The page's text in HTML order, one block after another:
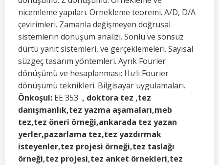
nicemleme yapıları. Örnekleme teoremi. A/D, D/A
çevirimleri. Zamanla değişmeyen doğrusal
sistemlerin dönüşüm analizi. Sonlu ve sonsuz
dürtü yanıt sistemleri, ve gerçeklemeleri. Sayısal
süzgeç tasarım yöntemleri. Ayrık Fourier
dönüşümü ve hesaplanması: Hızlı Fourier
dönüşümü teknikleri. Bilgisayar uygulamaları.
Önkoşul: EE 353 , doktora tez ,tez
danışmanlık,tez yazma aşamaları,meb
tez,tez öneri örneği,ankarada tez yazan
yerler,pazarlama tez,tez yazdırmak
isteyenler,tez projesi örneği,tez taslağı
örneği,tez projesi,tez anket örnekleri,tez